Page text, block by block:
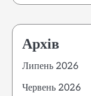
Архів
Липень 2026
Червень 2026